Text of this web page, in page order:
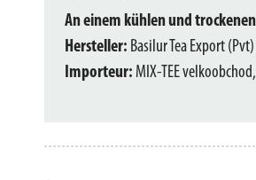
An einem kühlen und
Hersteller: Basilur Tea Export
Importeur: MIX-TEE